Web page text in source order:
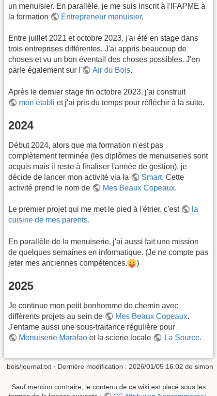
un menuisier. En parallèle, je me suis inscrit à l'IFAPME à
la formation
Entrepreneur menuisier.
Entre juillet 2021 et octobre 2023, j'ai été en stage dans
trois entreprises différentes. J'ai appris beaucoup de
choses et vu un bon éventail des choses possibles. J'en
parle également sur l'
Air du Bois.
Après le dernier stage fin octobre 2023, j'ai construit
mon établi et j'ai pris du temps pour réfléchir à la suite.
2024
Début 2024, alors que ma formation n'est pas
complètement terminée (les diplômes de menuiseries sont
acquis mais il reste à finaliser l'année de gestion), je
décide de lancer mon activité via la
Smart. Cette
activité prend le nom de
Mes Beaux Copeaux.
Le premier projet qui me met le pied à l'étrier, c'est
la
cuisine de mes parents.
En parallèle de la menuiserie, j'ai aussi fait une mission
de quelques semaines en informatique. (Je ne compte pas
jeter mes anciennes compétences.
)
2025
Je continue mon petit bonhomme de chemin avec
différents projets au sein de
Mes Beaux Copeaux.
J'entame aussi une sous-traitance régulière pour
Menuiserie Marafao et la scierie locale La Source.
bois/journal.txt · Dernière modification : 2026/01/05 16:02 de simon
Sauf mention contraire, le contenu de ce wiki est placé sous les